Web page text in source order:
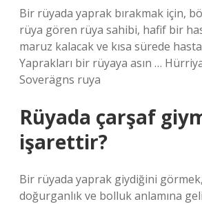
Bir rüyada yaprak bırakmak için,
rüya gören rüya sahibi, hafif bir
maruz kalacak ve kısa sürede
Yaprakları bir rüyaya asın …
Soverägns ruya
Rüyada çarşaf
işarettir?
Bir rüyada yaprak giydiğini
doğurganlık ve bolluk anlamına